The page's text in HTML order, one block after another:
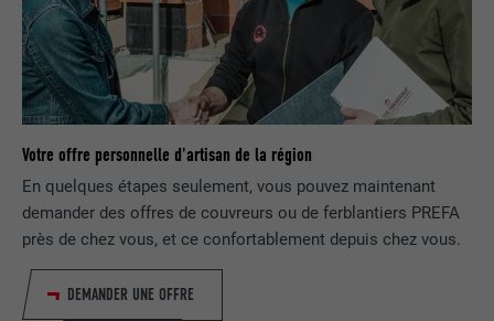
Votre offre personnelle d'artisan de la région
En quelques étapes seulement, vous pouvez maintenant
demander des offres de couvreurs ou de ferblantiers PREFA
près de chez vous, et ce confortablement depuis chez vous.
DEMANDER UNE OFFRE
EXPIRATION 1 jour
Enregistre un identifiant unique utilisé
pour générer des données statistiques
sur la manière dont l'utilisateur utilise le
NOM _gaexp
FOURNISSEUR Google Optimize
SafeSearch doit être activé ou non.
NOM lang
EXPIRATION Session
UTILITÉ
Enregistre la langue choisie par